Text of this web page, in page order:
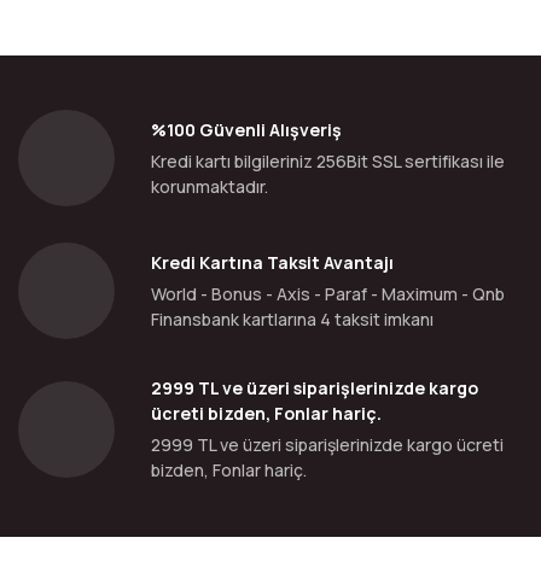
%100 Güvenli Alışveriş
Kredi kartı bilgileriniz 256Bit SSL sertifikası ile
korunmaktadır.
Kredi Kartına Taksit Avantajı
World - Bonus - Axis - Paraf - Maximum - Qnb
Finansbank kartlarına 4 taksit imkanı
2999 TL ve üzeri siparişlerinizde kargo
ücreti bizden, Fonlar hariç.
2999 TL ve üzeri siparişlerinizde kargo ücreti
bizden, Fonlar hariç.